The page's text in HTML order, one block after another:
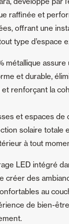
raffinée et
offrant une
type d’espace
métallique assure
et durable,
et renforçant la
et espaces de
solaire totale
à tout
LED intégré
créer des
au
de bien-